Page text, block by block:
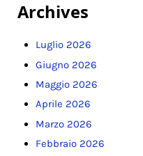
Archives
Luglio 2026
Giugno 2026
Maggio 2026
Aprile 2026
Marzo 2026
Febbraio 2026